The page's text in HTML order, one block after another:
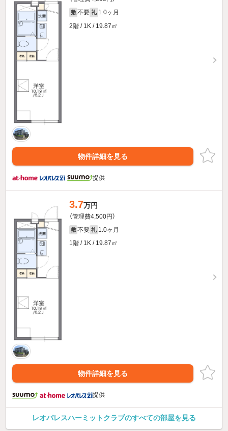
敷 不要 礼 1.0ヶ月
2階 / 1K / 19.87㎡
物件詳細を見る
提供
3.7万円
（管理費4,500円）
敷 不要 礼 1.0ヶ月
1階 / 1K / 19.87㎡
物件詳細を見る
提供
レオパレスハーミットクラブのすべての部屋を見る